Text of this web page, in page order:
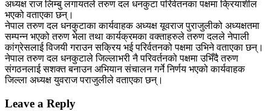
अध्यक्ष राज लिम्बु लगायतले तरुण दल धनकुटा परिर्वतनका पक्षमा क्रियाशील
भएको वताएका छन्।
नेपाल तरुण दल धनकुटाका कार्यवाहक अध्यक्ष यूवराज पुराजुलीको अध्यक्षतमा
सम्पन्न भएको तरुण भेला तथा कार्यक्रमका वक्ताहरुले तरुण दलले नेपाली
कांग्रेसलाई विजयी गराउन सक्रिय भई परिर्वतनको पक्षमा उभिने वताएका छन्।
नेपाल तरुण दल धनकुटाले जिल्लाभरी नै परिवर्तनको पक्षमा उभिँदै तरुण
संगठनलाई सशक्त बनाउन अभियान संचालन गर्ने निर्णय भएको कार्यवाहक
जिल्ला अध्यक्ष युवराज पराजुलीले वताएका छन्।
Leave a Reply